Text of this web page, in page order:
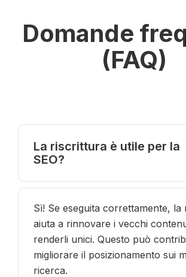
Domande
(FAQ)
La riscrittura è utile per la
SEO?
Sì! Se eseguita correttamente, la
aiuta a rinnovare i vecchi
renderli unici. Questo può
migliorare il posizionamento sui
ricerca.